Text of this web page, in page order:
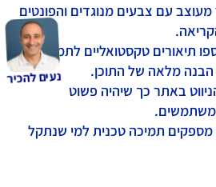
עם צבעים מנוגדים והפונטים
תיאורים טקסטואליים לתמונות
מלאה של התוכן.
באתר כך שיהיה פשוט
מספקים תמיכה טכנית למי שנתקל
נעים להכיר